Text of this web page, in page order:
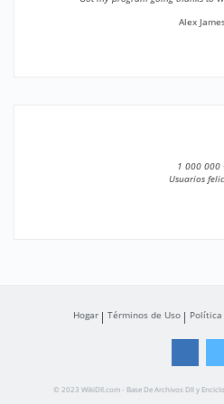
Alex
1 000 000
Usuarios
Hogar Términos de Uso
© 2023 WikiDll.com - Base De Archivos Dll y